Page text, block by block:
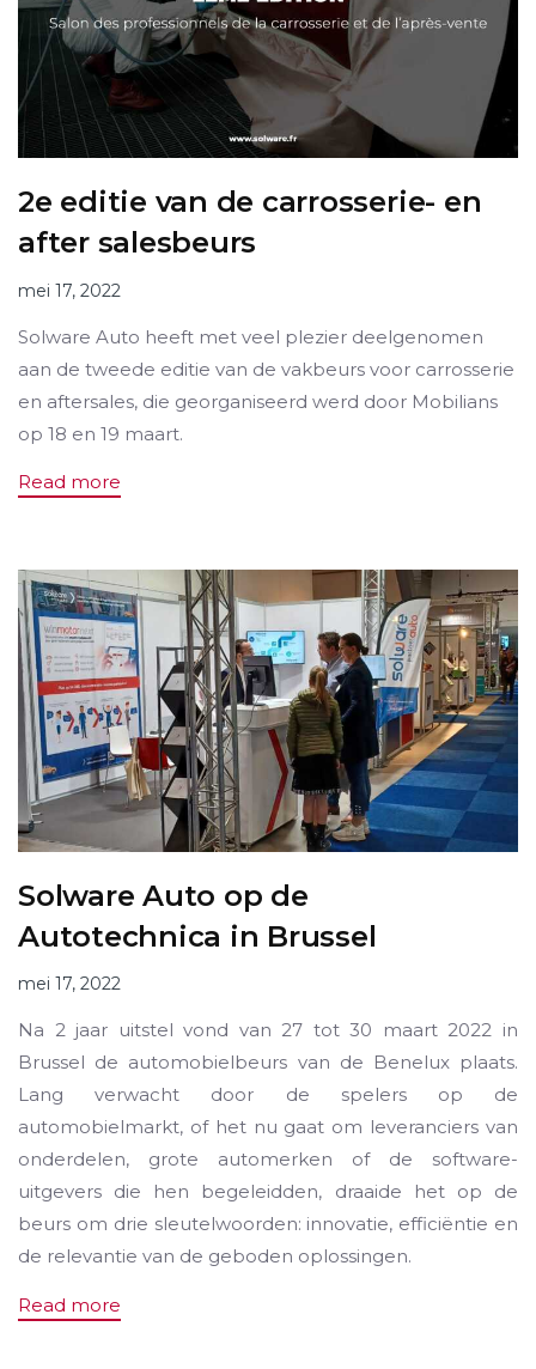
2e editie van de carrosserie- en
after salesbeurs
mei 17, 2022
Solware Auto heeft met veel plezier deelgenomen
aan de tweede editie van de vakbeurs voor carrosserie
en aftersales, die georganiseerd werd door Mobilians
op 18 en 19 maart.
Read more
Solware Auto op de
Autotechnica in Brussel
mei 17, 2022
Na 2 jaar uitstel vond van 27 tot 30 maart 2022 in
Brussel de automobielbeurs van de Benelux plaats.
Lang verwacht door de spelers op de
automobielmarkt, of het nu gaat om leveranciers van
onderdelen, grote automerken of de software-
uitgevers die hen begeleidden, draaide het op de
beurs om drie sleutelwoorden: innovatie, efficiëntie en
de relevantie van de geboden oplossingen.
Read more